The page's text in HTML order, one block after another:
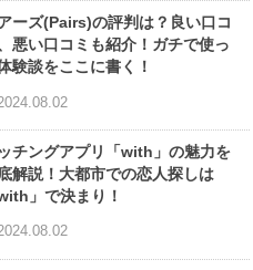
ーズ(Pairs)の評判は？良い口コ
悪い口コミも紹介！ガチで使っ
験談をここに書く！
チングアプリ「with」の魅力を
解説！大都市での恋人探しは
with」で決まり！